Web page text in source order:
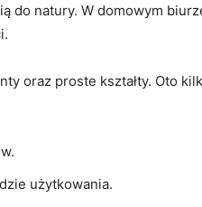
do natury. W domowym
oraz proste kształty. Oto
użytkowania.